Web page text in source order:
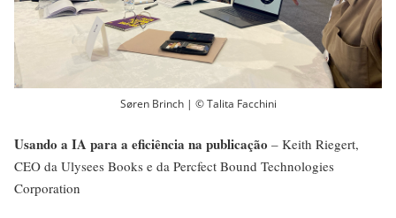
Søren Brinch | © Talita Facchini
Usando a IA para a eficiência na publicação – Keith Riegert,
CEO da Ulysees Books e da Percfect Bound Technologies
Corporation